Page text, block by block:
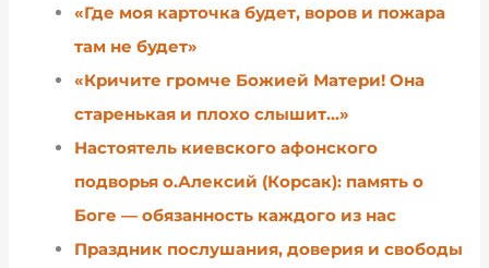
«Где моя карточка будет, воров и пожара
там не будет»
«Кричите громче Божией Матери! Она
старенькая и плохо слышит…»
Настоятель киевского афонского
подворья о.Алексий (Корсак): память о
Боге — обязанность каждого из нас
Праздник послушания, доверия и свободы